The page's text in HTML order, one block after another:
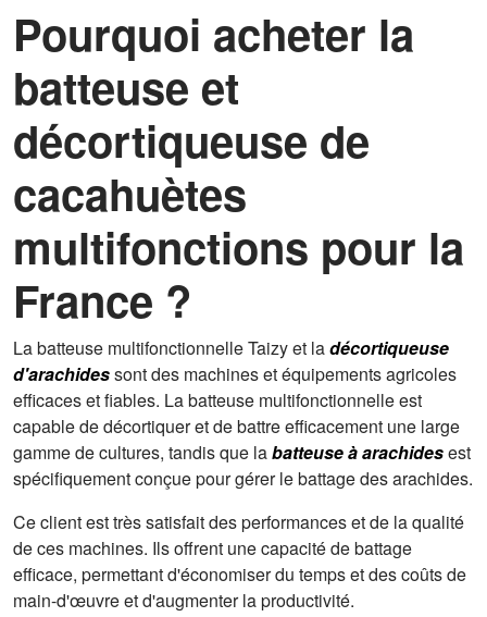
Pourquoi acheter la
batteuse et
décortiqueuse de
cacahuètes
multifonctions pour la
France ?
La batteuse multifonctionnelle Taizy et ladécortiqueuse
d'arachidessont des machines et équipements agricoles
efficaces et fiables. La batteuse multifonctionnelle est
capable de décortiquer et de battre efficacement une large
gamme de cultures, tandis que labatteuse à arachidesest
spécifiquement conçue pour gérer le battage des arachides.
Ce client est très satisfait des performances et de la qualité
de ces machines. Ils offrent une capacité de battage
efficace, permettant d'économiser du temps et des coûts de
main-d'œuvre et d'augmenter la productivité.